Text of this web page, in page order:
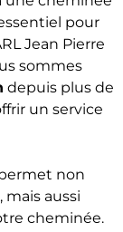
pour
Jean Pierre
sommes
depuis plus de
un service
non
aussi
cheminée.